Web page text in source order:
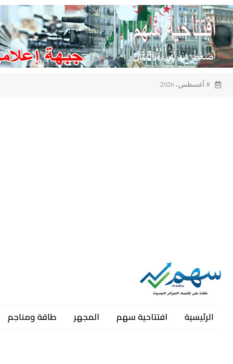
Skip
to
content
8 أغسطس، 2026
الرئيسية افتتاحية سهم المجهر طاقة ومناجم